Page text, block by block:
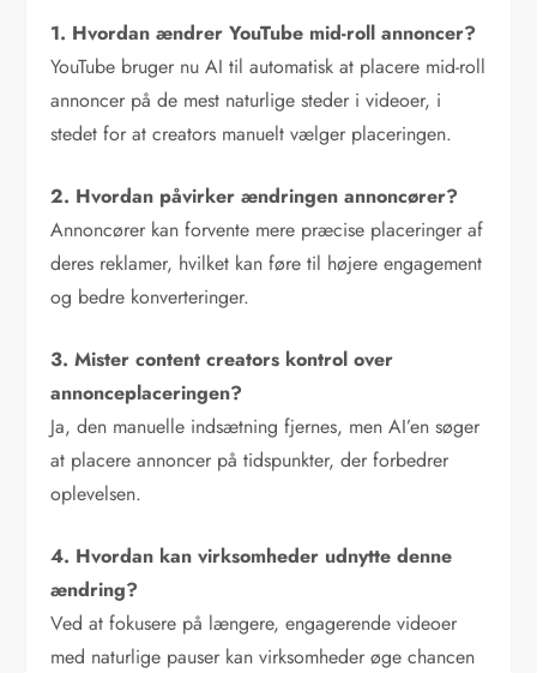
1. Hvordan ændrer YouTube mid-roll annoncer?
YouTube bruger nu AI til automatisk at placere mid-roll
annoncer på de mest naturlige steder i videoer, i
stedet for at creators manuelt vælger placeringen.
2. Hvordan påvirker ændringen annoncører?
Annoncører kan forvente mere præcise placeringer af
deres reklamer, hvilket kan føre til højere engagement
og bedre konverteringer.
3. Mister content creators kontrol over
annonceplaceringen?
Ja, den manuelle indsætning fjernes, men AI’en søger
at placere annoncer på tidspunkter, der forbedrer
oplevelsen.
4. Hvordan kan virksomheder udnytte denne
ændring?
Ved at fokusere på længere, engagerende videoer
med naturlige pauser kan virksomheder øge chancen